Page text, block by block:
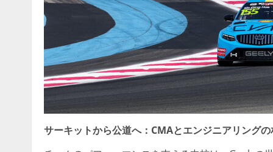
サーキットから公道へ：CMAとエンジニアリング